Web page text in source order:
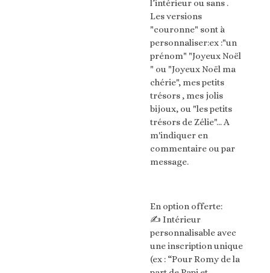
l’intérieur ou sans .
Les versions
"couronne" sont à
personnaliser:ex :"un
prénom" "Joyeux Noël
" ou "Joyeux Noël ma
chérie", mes petits
trésors , mes jolis
bijoux, ou "les petits
trésors de Zélie"... A
m'indiquer en
commentaire ou par
message.
En option offerte:
✍️ Intérieur
personnalisable avec
une inscription unique
(ex : “Pour Romy de la